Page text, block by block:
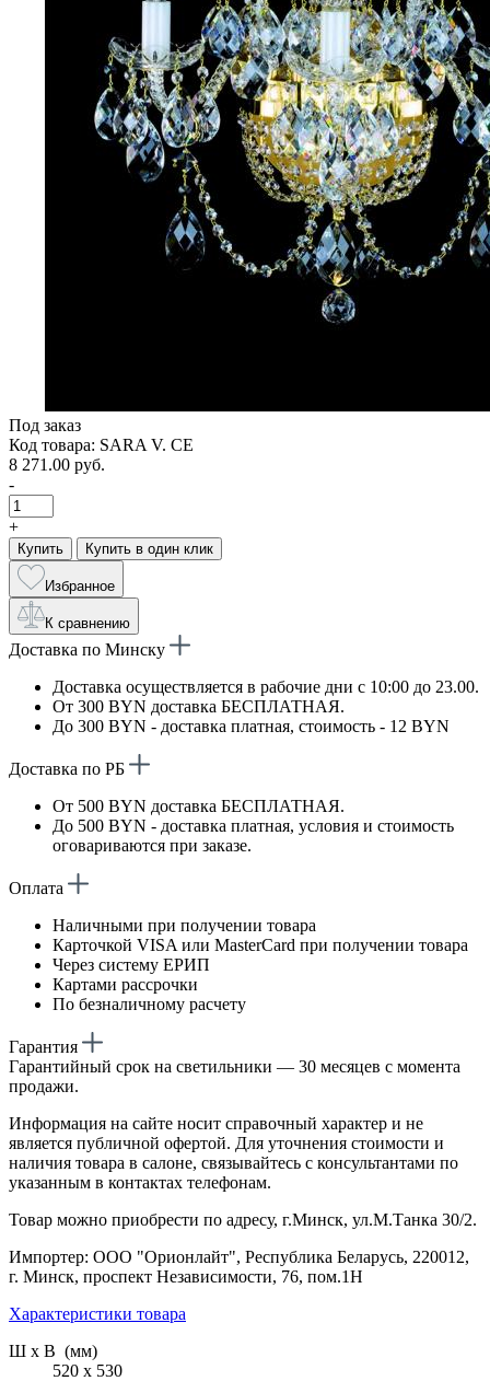
Под заказ
Код товара: SARA V. CE
8 271.00 руб.
-
+
Купить Купить в один клик
Избранное
К сравнению
Доставка по Минску
Доставка осуществляется в рабочие дни с 10:00 до 23.00.
От 300 BYN доставка БЕСПЛАТНАЯ.
До 300 BYN - доставка платная, стоимость - 12 BYN
Доставка по РБ
От 500 BYN доставка БЕСПЛАТНАЯ.
До 500 BYN - доставка платная, условия и стоимость
оговариваются при заказе.
Оплата
Наличными при получении товара
Карточкой VISA или MasterCard при получении товара
Через систему ЕРИП
Картами рассрочки
По безналичному расчету
Гарантия
Гарантийный срок на светильники — 30 месяцев с момента
продажи.
Информация на сайте носит справочный характер и не
является публичной офертой. Для уточнения стоимости и
наличия товара в салоне, связывайтесь с консультантами по
указанным в контактах телефонам.
Товар можно приобрести по адресу, г.Минск, ул.М.Танка 30/2.
Импортер: ООО "Орионлайт", Республика Беларусь, 220012,
г. Минск, проспект Независимости, 76, пом.1Н
Характеристики товара
Ш х В (мм)
520 х 530